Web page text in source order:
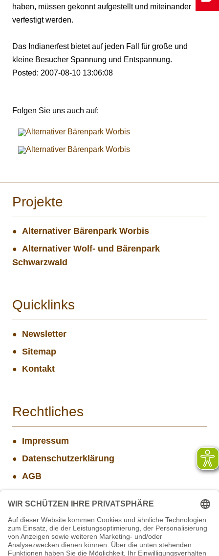
haben, müssen gekonnt aufgestellt und miteinander
verfestigt werden.
Das Indianerfest bietet auf jeden Fall für große und
kleine Besucher Spannung und Entspannung.
Posted: 2007-08-10 13:06:08
Folgen Sie uns auch auf:
Projekte
Alternativer Bärenpark Worbis
Alternativer Wolf- und Bärenpark
Schwarzwald
Quicklinks
Newsletter
Sitemap
Kontakt
Rechtliches
Impressum
Datenschutzerklärung
AGB
Widerrufsbelehrung